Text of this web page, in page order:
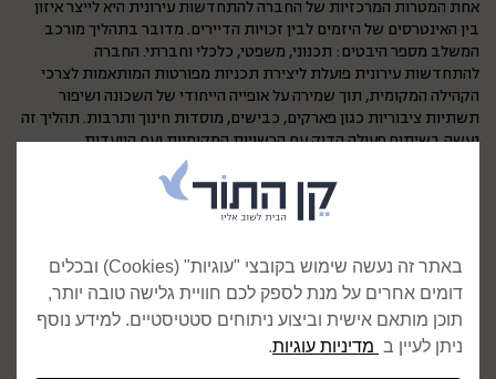
אחת המטרות המרכזיות של החברה להתחדשות עירונית היא לייצר איזון
בין האינטרסים של היזמים לבין זכויות הדיירים. מדובר בתהליך מורכב
המשלב מספר היבטים: תכנוני, משפטי, כלכלי וחברתי. החברה
להתחדשות עירונית פועלת ליצירת תכניות מפורטות המותאמות לצרכי
הקהילה המקומית, תוך שמירה על אופייה הייחודי של השכונה ושיפור
תשתיות ציבוריות כגון פארקים, כבישים, מוסדות חינוך ותרבות. תהליך זה
נעשה בשיתוף פעולה הדוק עם הרשויות המקומיות ועם הוועדות
התכנוניות, הממלאות תפקיד מפתח בקידום הפרויקטים.
כחלק מהמשימות החשובות של החברה להתחדשות עירונית, מתבצעת
עבודה ממוקדת לשיפור תנאי המגורים של התושבים הוותיקים, תוך מתן
קבלת ההחלטות. החברה להתחדשות עירונית שמה לעצמה כמטרה
להתמודד עם האתגרים של תכנון עירוני מודרני, כגון פתרונות תחבורה
מתקדמים, הגברת השימוש באנרגיה ירוקה ותכנון בר קיימא שמביט לטווח
הארוך.
באתר זה נעשה שימוש בקובצי "עוגיות" (Cookies) ובכלים
דומים אחרים על מנת לספק לכם חוויית גלישה טובה יותר,
תוכן מותאם אישית וביצוע ניתוחים סטטיסטיים. למידע נוסף
ניתן לעיין ב מדיניות עוגיות.